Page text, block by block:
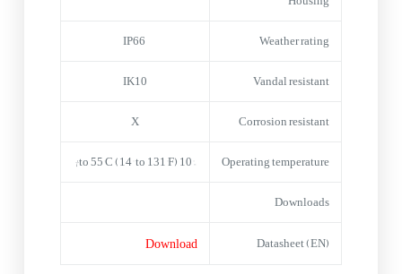
Weather rating
Vandal resistant
IK10
Corrosion resistant
X
Operating temperature
–10° to 55°C (14° to 131°F)†
Downloads
Datasheet (EN)
Download